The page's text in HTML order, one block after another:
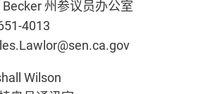
州参议员办公室
4013
Wilson